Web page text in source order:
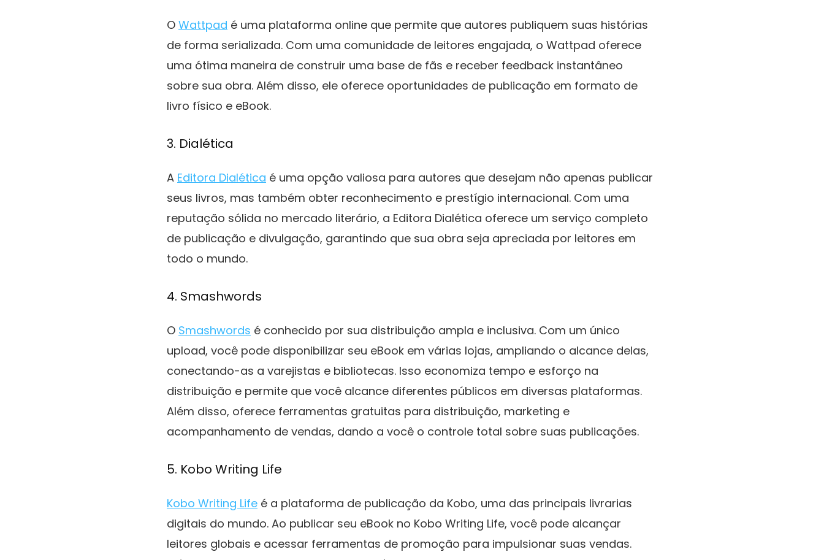
O Wattpad é uma plataforma online que permite que autores publiquem suas histórias
de forma serializada. Com uma comunidade de leitores engajada, o Wattpad oferece
uma ótima maneira de construir uma base de fãs e receber feedback instantâneo
sobre sua obra. Além disso, ele oferece oportunidades de publicação em formato de
livro físico e eBook.
3. Dialética
A Editora Dialética é uma opção valiosa para autores que desejam não apenas publicar
seus livros, mas também obter reconhecimento e prestígio internacional. Com uma
reputação sólida no mercado literário, a Editora Dialética oferece um serviço completo
de publicação e divulgação, garantindo que sua obra seja apreciada por leitores em
todo o mundo.
4. Smashwords
O Smashwords é conhecido por sua distribuição ampla e inclusiva. Com um único
upload, você pode disponibilizar seu eBook em várias lojas, ampliando o alcance delas,
conectando-as a varejistas e bibliotecas. Isso economiza tempo e esforço na
distribuição e permite que você alcance diferentes públicos em diversas plataformas.
Além disso, oferece ferramentas gratuitas para distribuição, marketing e
acompanhamento de vendas, dando a você o controle total sobre suas publicações.
5. Kobo Writing Life
Kobo Writing Life é a plataforma de publicação da Kobo, uma das principais livrarias
digitais do mundo. Ao publicar seu eBook no Kobo Writing Life, você pode alcançar
leitores globais e acessar ferramentas de promoção para impulsionar suas vendas.